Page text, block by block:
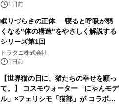
1日前
眠りづらさの正体──寝ると呼吸が弱
くなる"体の構造"をやさしく解説する
シリーズ第1回
トラタニ株式会社
1日前
【世界猫の日に、猫たちの幸せを願っ
て。】 コスモウォーター「にゃんモデ
ル」×フェリシモ「猫部」が コラボキ